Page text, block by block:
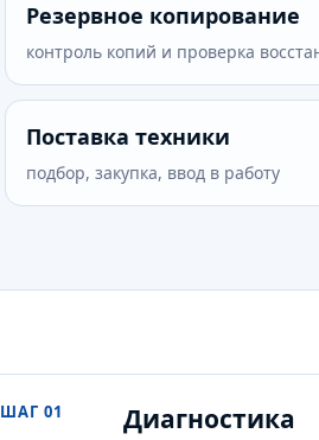
Резервное копирование
контроль копий и проверка
Поставка техники
подбор, закупка, ввод в работу
ШАГ 01 Диагностика